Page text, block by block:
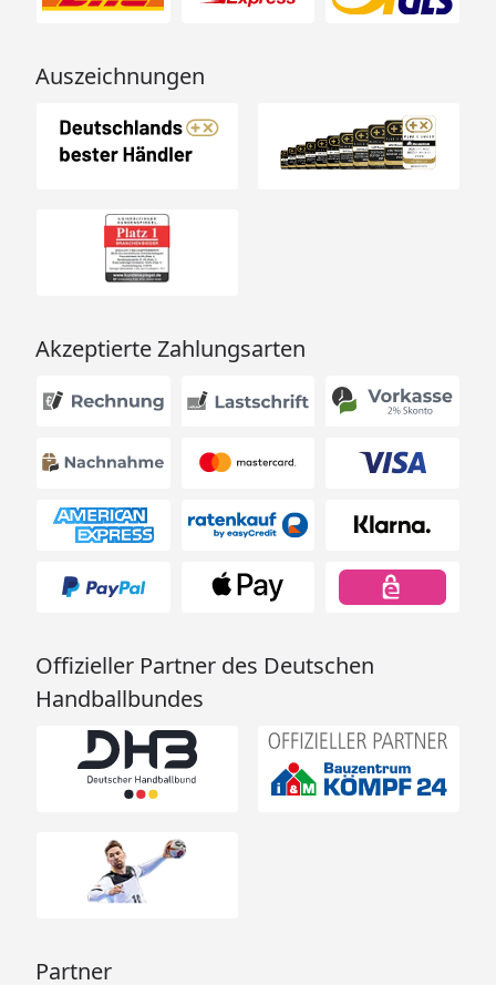
Auszeichnungen
Akzeptierte Zahlungsarten
Offizieller Partner des Deutschen
Handballbundes
Partner